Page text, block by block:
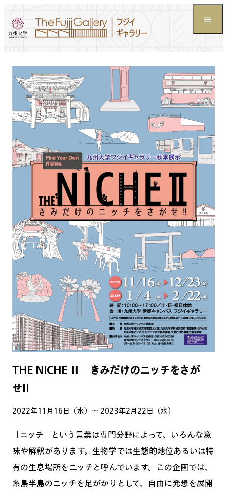
THE NICHE Ⅱ きみだけのニッチをさが
せ!!
2022年11月16日（水）〜 2023年2月22日（水）
「ニッチ」という言葉は専門分野によって、いろんな意
味や解釈があります。生物学では生態的地位あるいは特
有の生息場所をニッチと呼んでいます。この企画では、
糸島半島のニッチを足がかりとして、自由に発想を展開